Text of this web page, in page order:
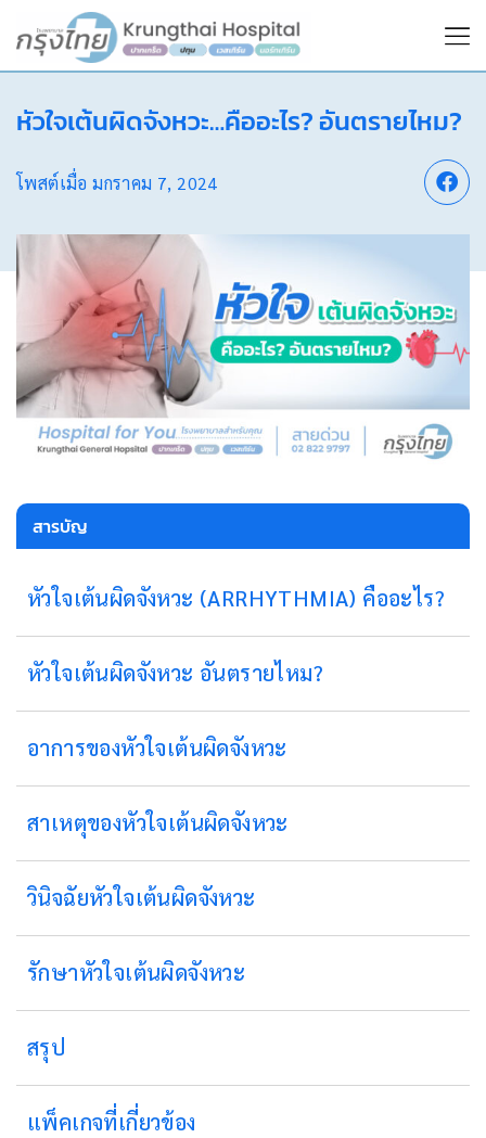
หัวใจเต้นผิดจังหวะ…คืออะไร? อันตรายไหม?
โพสต์เมื่อมกราคม 7, 2024
สารบัญ
หัวใจเต้นผิดจังหวะ (ARRHYTHMIA) คืออะไร?
หัวใจเต้นผิดจังหวะ อันตรายไหม?
อาการของหัวใจเต้นผิดจังหวะ
สาเหตุของหัวใจเต้นผิดจังหวะ
วินิจฉัยหัวใจเต้นผิดจังหวะ
รักษาหัวใจเต้นผิดจังหวะ
สรุป
แพ็คเกจที่เกี่ยวข้อง